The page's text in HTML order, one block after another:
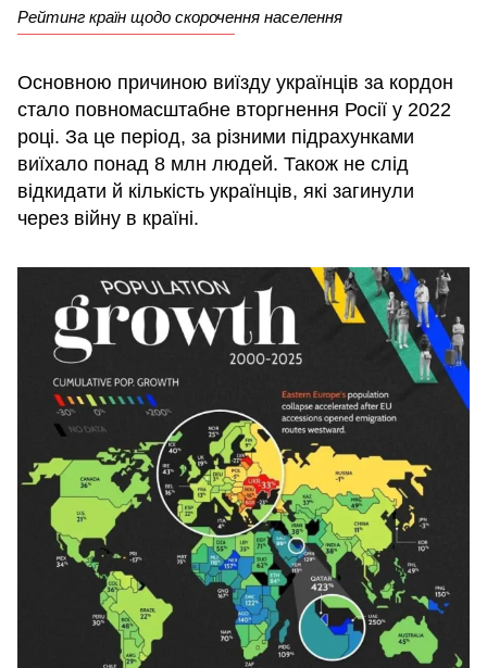
Рейтинг країн щодо скорочення населення
Основною причиною виїзду українців за кордон
стало повномасштабне вторгнення Росії у 2022
році. За це період, за різними підрахунками
виїхало понад 8 млн людей. Також не слід
відкидати й кількість українців, які загинули
через війну в країні.